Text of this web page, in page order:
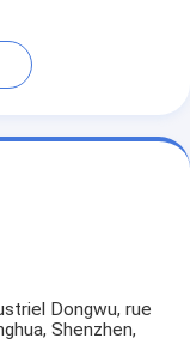
Dongwu, rue
Shenzhen,